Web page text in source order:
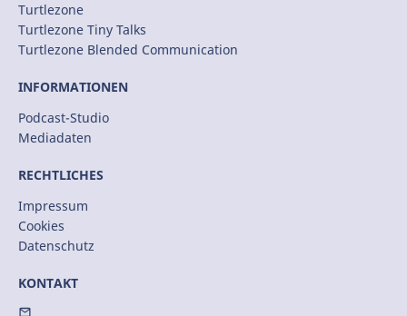
Turtlezone
Turtlezone Tiny Talks
Turtlezone Blended Communication
INFORMATIONEN
Podcast-Studio
Mediadaten
RECHTLICHES
Impressum
Cookies
Datenschutz
KONTAKT